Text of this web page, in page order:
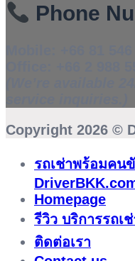
Phone
Copyright 2026 ©
รถเช่าพร้อมคน
Homepage
รีวิว บริการรถเ
ติดต่อเรา